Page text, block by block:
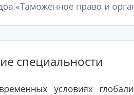
«Таможенное право и
специальности
условиях